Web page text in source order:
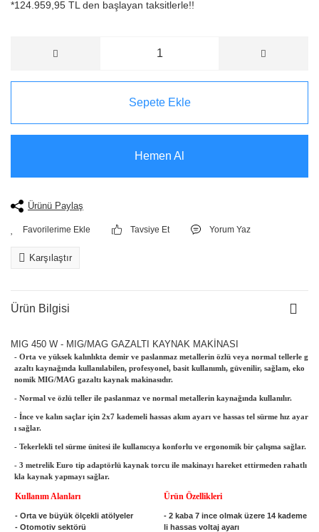
*124.959,95 TL den başlayan taksitlerle!!
Sepete Ekle
Hemen Al
Ürünü Paylaş
Tavsiye Et Yorum Yaz
Karşılaştır
Ürün Bilgisi
MIG 450 W - MIG/MAG GAZALTI KAYNAK MAKİNASI
- Orta ve yüksek kalınlıkta demir ve paslanmaz metallerin özlü veya normal tellerle g
azaltı kaynağında kullanılabilen, profesyonel, basit kullanımlı, güvenilir, sağlam, eko
nomik MIG/MAG gazaltı kaynak makinasıdır.
- Normal ve özlü teller ile paslanmaz ve normal metallerin kaynağında kullanılır.
- İnce ve kalın saçlar için 2x7 kademeli hassas akım ayarı ve hassas tel sürme hız ayar
ı sağlar.
- Tekerlekli tel sürme ünitesi ile kullanıcıya konforlu ve ergonomik bir çalışma sağlar.
- 3 metrelik Euro tip adaptörlü kaynak torcu ile makinayı hareket ettirmeden rahatlı
kla kaynak yapmayı sağlar.
Kullanım Alanları
- Orta ve büyük ölçekli atölyeler
- Otomotiv sektörü
Ürün Özellikleri
- 2 kaba 7 ince olmak üzere 14 kademe
li hassas voltaj ayarı